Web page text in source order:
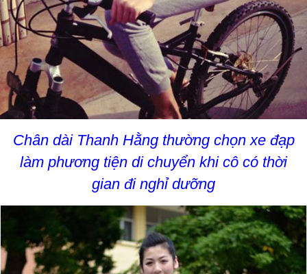
Chân dài Thanh Hằng thường chọn xe đạp
làm phương tiện di chuyển khi cô có thời
gian đi nghỉ dưỡng